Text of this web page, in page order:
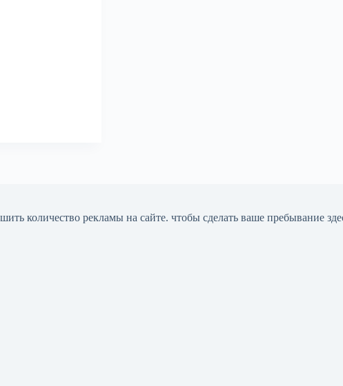
количество рекламы на сайте. чтобы сделать ваше пребывание